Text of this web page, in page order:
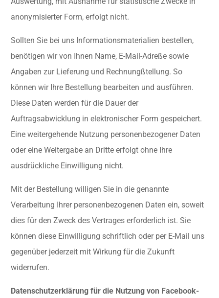
anonymisierter Form, erfolgt nicht.
Sollten Sie bei uns Informationsmaterialien bestellen,
benötigen wir von Ihnen Name, E-Mail-Adreße sowie
Angaben zur Lieferung und Rechnungßtellung. So
können wir Ihre Bestellung bearbeiten und ausführen.
Diese Daten werden für die Dauer der
Auftragsabwicklung in elektronischer Form gespeichert.
Eine weitergehende Nutzung personenbezogener Daten
oder eine Weitergabe an Dritte erfolgt ohne Ihre
ausdrückliche Einwilligung nicht.
Mit der Bestellung willigen Sie in die genannte
Verarbeitung Ihrer personenbezogenen Daten ein, soweit
dies für den Zweck des Vertrages erforderlich ist. Sie
können diese Einwilligung schriftlich oder per E-Mail uns
gegenüber jederzeit mit Wirkung für die Zukunft
widerrufen.
Datenschutzerklärung für die Nutzung von Facebook-